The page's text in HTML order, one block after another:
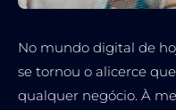
No mundo digital de
se tornou o alicerce
qualquer negócio. À